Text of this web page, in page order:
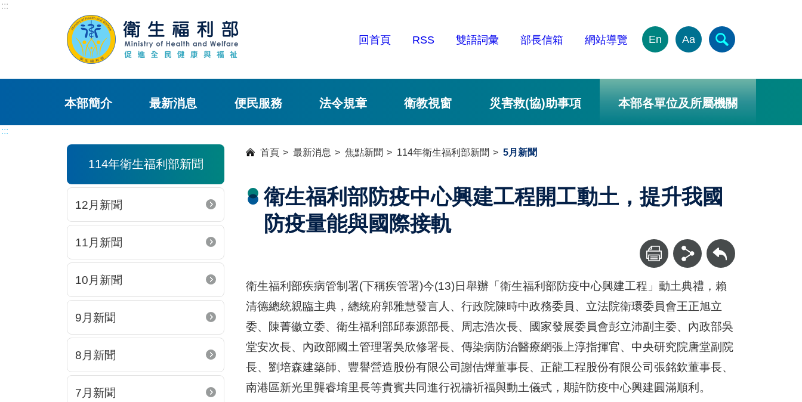
:::
回首頁 RSS 雙語詞彙 部長信箱 網站導覽 En Aa
本部簡介 最新消息 便民服務 法令規章 衛教視窗 災害救(協)助事項 本部各單位及所屬機關
:::
114年衛生福利部新聞
12月新聞
11月新聞
10月新聞
9月新聞
8月新聞
7月新聞
首頁 最新消息 焦點新聞 114年衛生福利部新聞 5月新聞
衛生福利部防疫中心興建工程開工動土，提升我國
防疫量能與國際接軌
回上一頁
衛生福利部疾病管制署(下稱疾管署)今(13)日舉辦「衛生福利部防疫中心興建工程」動土典禮，賴
清德總統親臨主典，總統府郭雅慧發言人、行政院陳時中政務委員、立法院衛環委員會王正旭立
委、陳菁徽立委、衛生福利部邱泰源部長、周志浩次長、國家發展委員會彭立沛副主委、內政部吳
堂安次長、內政部國土管理署吳欣修署長、傳染病防治醫療網張上淳指揮官、中央研究院唐堂副院
長、劉培森建築師、豐譽營造股份有限公司謝佶燁董事長、正龍工程股份有限公司張銘欽董事長、
南港區新光里龔睿堉里長等貴賓共同進行祝禱祈福與動土儀式，期許防疫中心興建圓滿順利。